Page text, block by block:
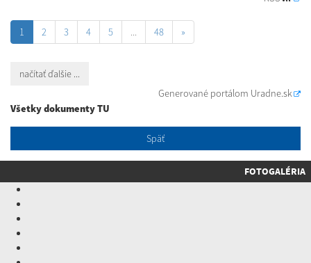
1 2 3 4 5 ... 48 »
načítať ďalšie ...
Generované portálom Uradne.sk
Všetky dokumenty TU
Späť
FOTOGALÉRIA